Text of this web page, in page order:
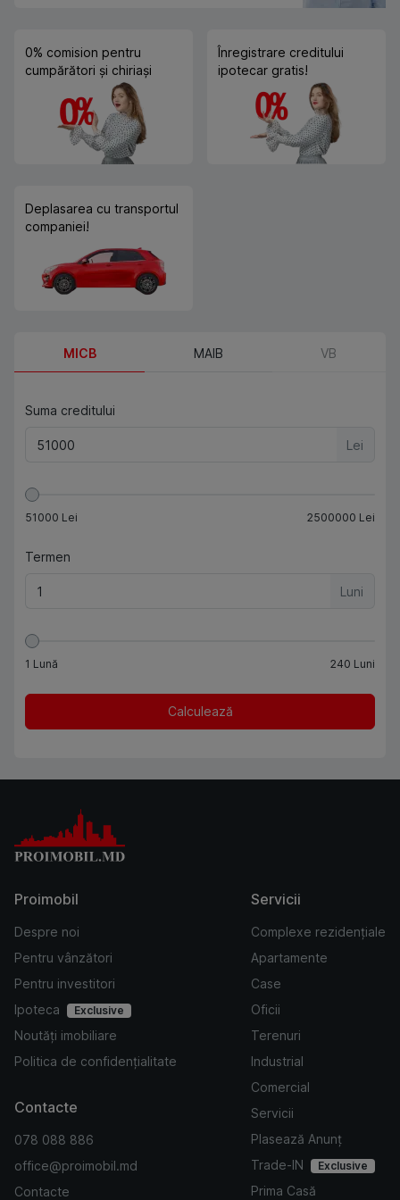
0% comision pentru
cumpărători și chiriași
Înregistrare creditului
ipotecar gratis!
Deplasarea cu transportul
companiei!
MICB MAIB VB
Suma creditului
Lei
51000 Lei 2500000 Lei
Termen
Luni
1 Lună 240 Luni
Calculează
Proimobil
Despre noi
Pentru vânzători
Pentru investitori
Ipoteca
Exclusive
Noutăți imobiliare
Politica de confidențialitate
Servicii
Complexe rezidențiale
Apartamente
Case
Oficii
Terenuri
Industrial
Comercial
Servicii
Plasează Anunț
Trade-IN
Exclusive
Prima Casă
Contacte
078 088 886
office@proimobil.md
Contacte